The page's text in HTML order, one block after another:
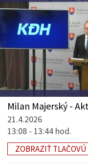
Milan Majerský -
21.4.2026
13:08 - 13:44 hod.
ZOBRAZIŤ